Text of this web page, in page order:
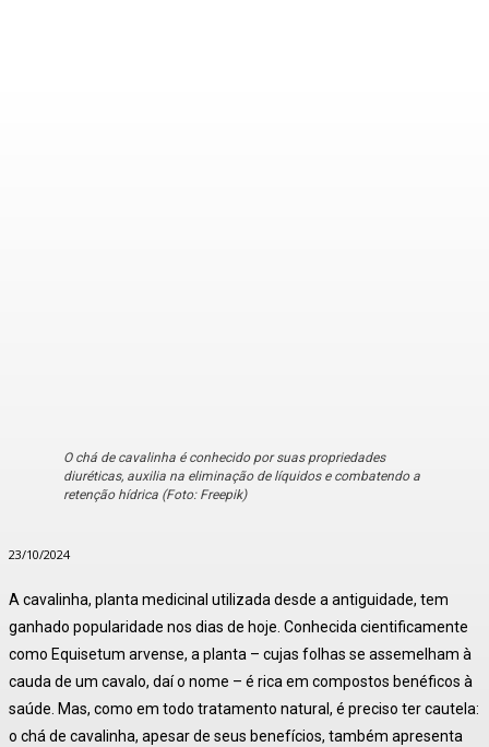
O chá de cavalinha é conhecido por suas propriedades
diuréticas, auxilia na eliminação de líquidos e combatendo a
retenção hídrica (Foto: Freepik)
23/10/2024
A cavalinha, planta medicinal utilizada desde a antiguidade, tem
ganhado popularidade nos dias de hoje. Conhecida cientificamente
como Equisetum arvense, a planta – cujas folhas se assemelham à
cauda de um cavalo, daí o nome – é rica em compostos benéficos à
saúde. Mas, como em todo tratamento natural, é preciso ter cautela:
o chá de cavalinha, apesar de seus benefícios, também apresenta